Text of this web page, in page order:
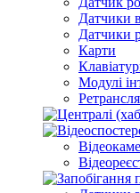
Датчики
Датчики
Карти
Модулі